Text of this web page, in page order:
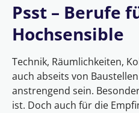
Psst – Berufe
Hochsensible
Technik, Räumlichkeiten,
auch abseits von
anstrengend sein.
ist. Doch auch für die